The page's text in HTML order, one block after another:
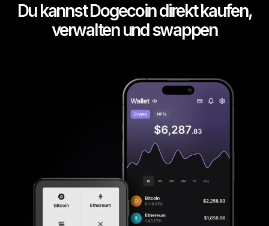
Du kannst Dogecoin direkt kaufen,
verwalten und swappen